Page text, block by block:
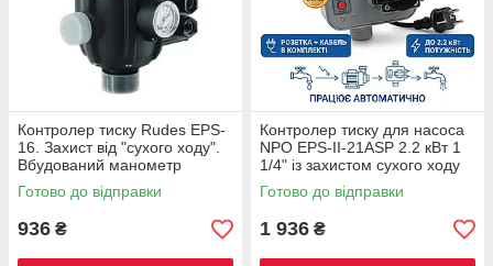
Контролер тиску Rudes EPS-
16. Захист від "сухого ходу".
Вбудований манометр
Готово до відправки
936 ₴
Контролер тиску для насоса
NPO EPS-II-21ASP 2.2 кВт 1
1/4" із захистом сухого ходу
та автоперезапуском
Готово до відправки
1 936 ₴